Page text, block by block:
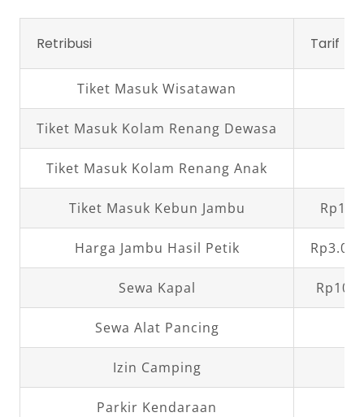
Retribusi Tarif
Tiket Masuk Wisatawan
Tiket Masuk Kolam Renang Dewasa
Tiket Masuk Kolam Renang Anak
Tiket Masuk Kebun Jambu
Harga Jambu Hasil Petik
Sewa Kapal
Sewa Alat Pancing
Izin Camping
Parkir Kendaraan